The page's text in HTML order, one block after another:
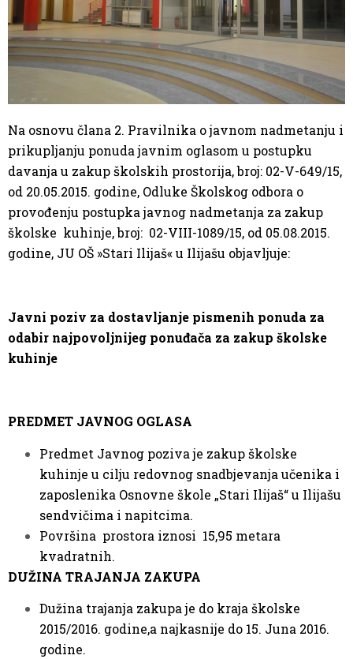
Na osnovu člana 2. Pravilnika o javnom nadmetanju i
prikupljanju ponuda javnim oglasom u postupku
davanja u zakup školskih prostorija, broj: 02-V-649/15,
od 20.05.2015. godine, Odluke Školskog odbora o
provođenju postupka javnog nadmetanja za zakup
školske kuhinje, broj: 02-VIII-1089/15, od 05.08.2015.
godine, JU OŠ »Stari Ilijaš« u Ilijašu objavljuje:
Javni poziv za dostavljanje pismenih ponuda za
odabir najpovoljnijeg ponuđača za zakup školske
kuhinje
PREDMET JAVNOG OGLASA
Predmet Javnog poziva je zakup školske
kuhinje u cilju redovnog snadbjevanja učenika i
zaposlenika Osnovne škole „Stari Ilijaš“ u Ilijašu
sendvičima i napitcima.
Površina prostora iznosi 15,95 metara
kvadratnih.
DUŽINA TRAJANJA ZAKUPA
Dužina trajanja zakupa je do kraja školske
2015/2016. godine,a najkasnije do 15. Juna 2016.
godine.